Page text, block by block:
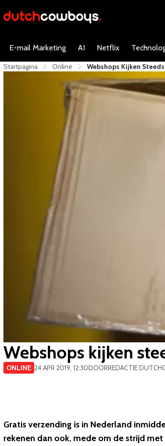
E-mail Marketing AI Netflix
Startpagina Online Webshops Kijken
Webshops kijken
ONLINE 24 APR 2019, 12:30DOORREDACTIE
Gratis verzending is in Nederland
rekenen dan ook, mede om de strijd